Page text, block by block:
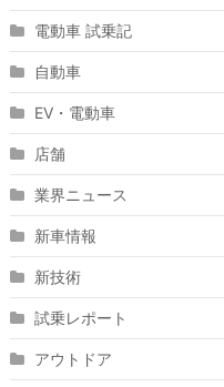
電動車 試乗記
自動車
EV・電動車
店舗
業界ニュース
新車情報
新技術
試乗レポート
アウトドア